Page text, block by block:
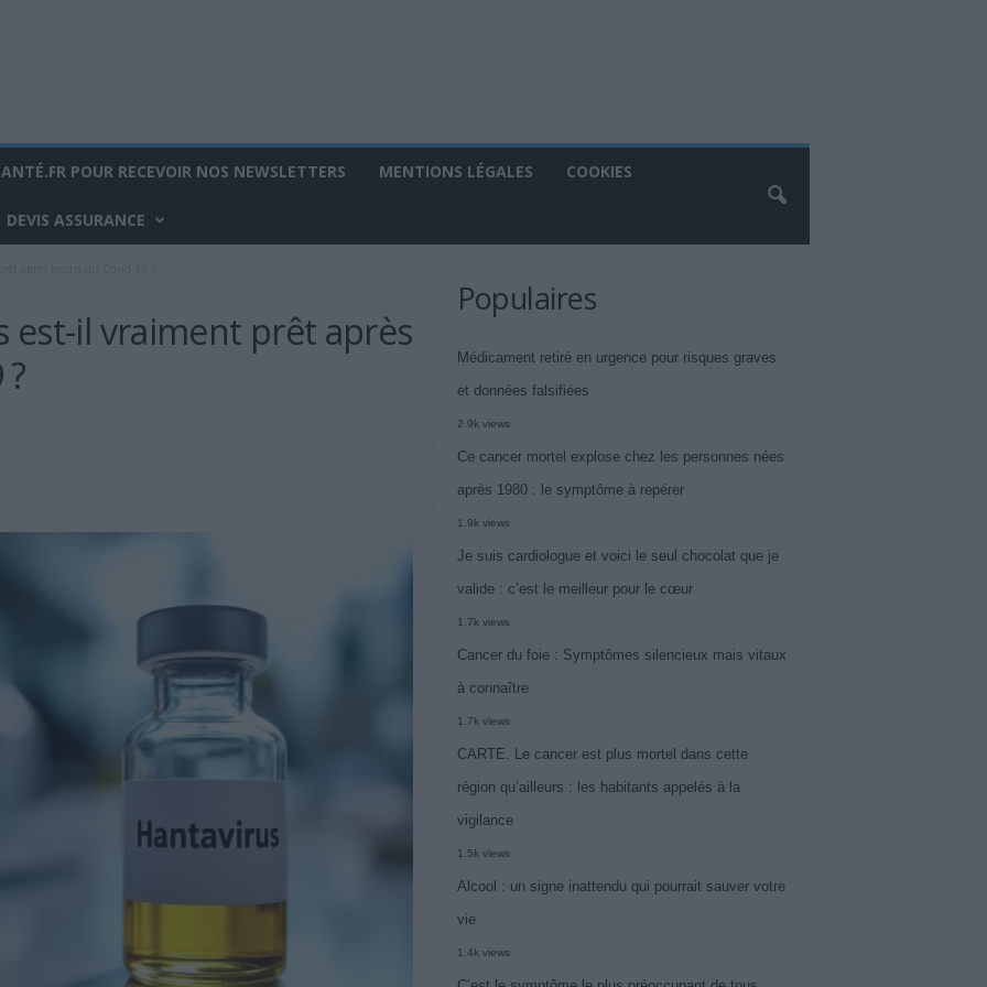
POUR RECEVOIR NOS NEWSLETTERS MENTIONS LÉGALES COOKIES
DEVIS ASSURANCE
est-il vraiment prêt après
Populaires
Médicament retiré en urgence pour risques graves
et données falsifiées
2.9k views
Ce cancer mortel explose chez les personnes nées
après 1980 : le symptôme à repérer
1.9k views
Je suis cardiologue et voici le seul chocolat que je
valide : c’est le meilleur pour le cœur
1.7k views
Cancer du foie : Symptômes silencieux mais vitaux
à connaître
1.7k views
CARTE. Le cancer est plus mortel dans cette
région qu’ailleurs : les habitants appelés à la
vigilance
1.5k views
Alcool : un signe inattendu qui pourrait sauver votre
vie
1.4k views